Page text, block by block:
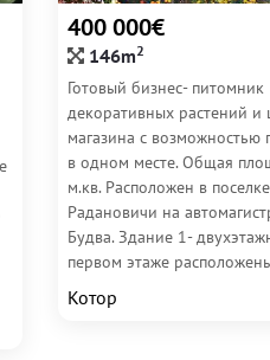
400 000€
146m2
Готовый бизнес- питомник
декоративных растений и
магазина с возможностью
в одном месте. Общая
м.кв. Расположен в поселке
Радановичи на
Будва. Здание 1-
первом этаже
Котор